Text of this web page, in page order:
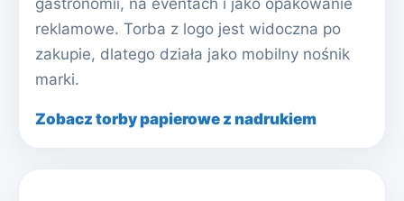
gastronomii, na eventach i jako opakowanie
reklamowe. Torba z logo jest widoczna po
zakupie, dlatego działa jako mobilny nośnik
marki.
Zobacz torby papierowe z nadrukiem